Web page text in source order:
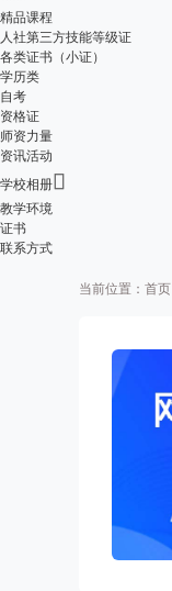
精品课程
人社第三方技能等级证
各类证书（小证）
学历类
自考
资格证
师资力量
资讯活动
学校相册
教学环境
证书
联系方式
当前位置： 首页